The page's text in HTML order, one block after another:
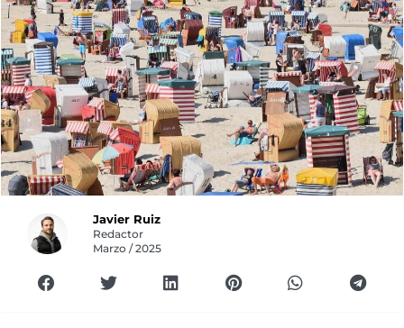
Javier Ruiz
Redactor
Marzo / 2025